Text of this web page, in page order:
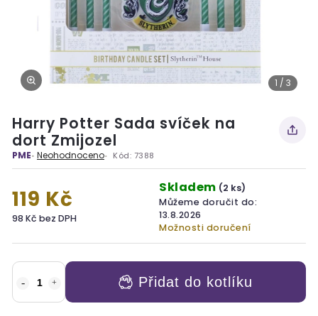
1 / 3
Harry Potter Sada svíček na
dort Zmijozel
PME Neohodnoceno Kód: 7388
119 Kč
98 Kč bez DPH
Skladem (2 ks)
Můžeme doručit do:
13.8.2026
Možnosti doručení
Přidat do kotlíku